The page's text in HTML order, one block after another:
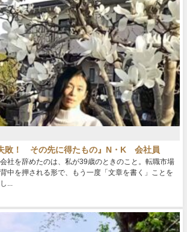
敗！ その先に得たもの』N・K 会社員
社を辞めたのは、私が39歳のときのこと。転職市場
中を押される形で、もう一度「文章を書く」ことを
...